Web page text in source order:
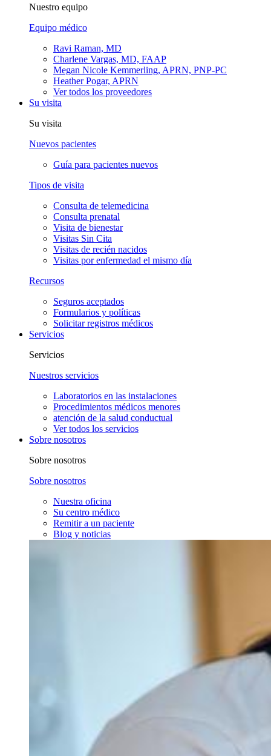
Nuestro equipo
Equipo médico
Ravi Raman, MD
Charlene Vargas, MD, FAAP
Megan Nicole Kemmerling, APRN, PNP-PC
Heather Pogar, APRN
Ver todos los proveedores
Su visita
Su visita
Nuevos pacientes
Guía para pacientes nuevos
Tipos de visita
Consulta de telemedicina
Consulta prenatal
Visita de bienestar
Visitas Sin Cita
Visitas de recién nacidos
Visitas por enfermedad el mismo día
Recursos
Seguros aceptados
Formularios y políticas
Solicitar registros médicos
Servicios
Servicios
Nuestros servicios
Laboratorios en las instalaciones
Procedimientos médicos menores
atención de la salud conductual
Ver todos los servicios
Sobre nosotros
Sobre nosotros
Sobre nosotros
Nuestra oficina
Su centro médico
Remitir a un paciente
Blog y noticias